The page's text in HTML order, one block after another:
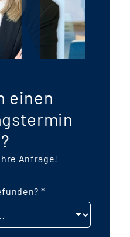
einen
Anfrage!
*